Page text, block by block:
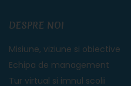
DESPRE NOI
Misiune, viziune si obiective
Echipa de management
Tur virtual si imnul scolii